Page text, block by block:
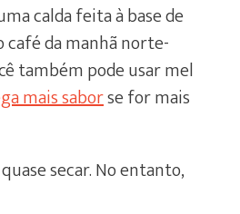
calda feita à base de
café da manhã norte-
também pode usar mel
mais saborse for mais
secar. No entanto,